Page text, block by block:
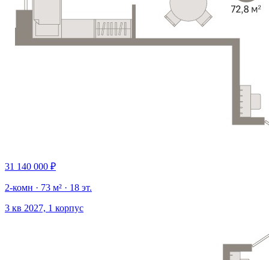
31 140 000 ₽
2-комн · 73 м² · 18 эт.
3 кв 2027, 1 корпус